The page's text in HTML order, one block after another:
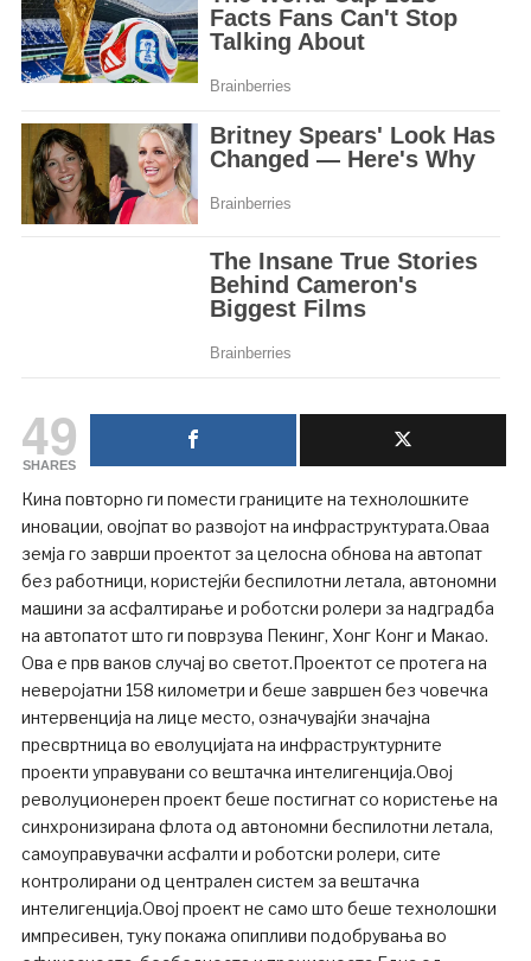
49
SHARES
Кина повторно ги помести границите на технолошките
иновации, овојпат во развојот на инфраструктурата.Оваа
земја го заврши проектот за целосна обнова на автопат
без работници, користејќи беспилотни летала, автономни
машини за асфалтирање и роботски ролери за надградба
на автопатот што ги поврзува Пекинг, Хонг Конг и Макао.
Ова е прв ваков случај во светот.Проектот се протега на
неверојатни 158 километри и беше завршен без човечка
интервенција на лице место, означувајќи значајна
пресвртница во еволуцијата на инфраструктурните
проекти управувани со вештачка интелигенција.Овој
револуционерен проект беше постигнат со користење на
синхронизирана флота од автономни беспилотни летала,
самоуправувачки асфалти и роботски ролери, сите
контролирани од централен систем за вештачка
интелигенција.Овој проект не само што беше технолошки
импресивен, туку покажа опипливи подобрувања во